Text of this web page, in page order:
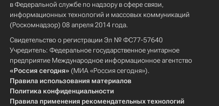
в Федеральной службе по надзору в сфере связи,
информационных технологий и массовых коммуникаций
(Роскомнадзор) 08 апреля 2014 года.
Свидетельство о регистрации Эл № ФС77-57640
Учредитель: Федеральное государственное унитарное
предприятие Международное информационное агентство
«Россия сегодня» (МИА «Россия сегодня»).
Правила использования материалов
Политика конфиденциальности
Правила применения рекомендательных технологий